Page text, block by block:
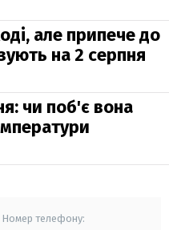
але припече до
на 2 серпня
чи поб'є вона
Номер телефону: